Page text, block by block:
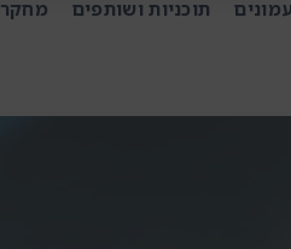
תוכניות ושותפים